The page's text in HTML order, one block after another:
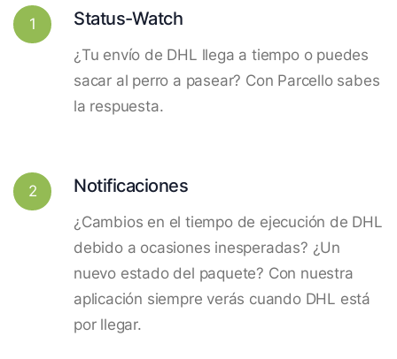
1 Status-Watch
¿Tu envío de DHL llega a tiempo o puedes
sacar al perro a pasear? Con Parcello sabes
la respuesta.
2 Notificaciones
¿Cambios en el tiempo de ejecución de DHL
debido a ocasiones inesperadas? ¿Un
nuevo estado del paquete? Con nuestra
aplicación siempre verás cuando DHL está
por llegar.